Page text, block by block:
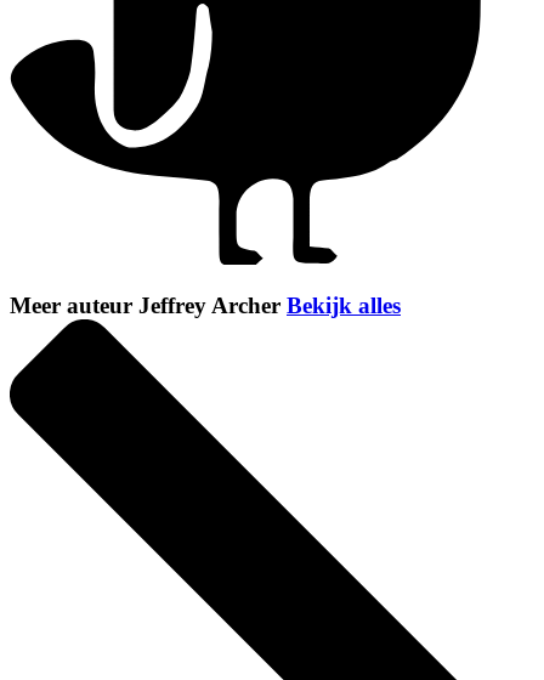
Meer auteur Jeffrey Archer Bekijk alles